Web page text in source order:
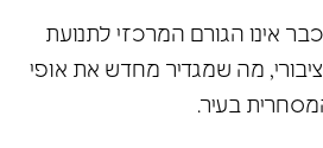
אינו הגורם המרכזי לתנועת
מה שמגדיר מחדש את אופי
בעיר.